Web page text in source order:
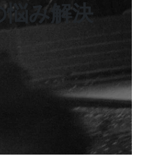
悩み解決